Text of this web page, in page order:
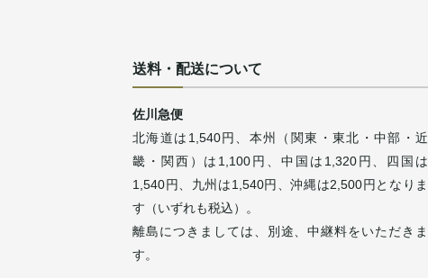
送料・配送について
佐川急便
北海道は1,540円、本州（関東・東北・中部・近
畿・関西）は1,100円、中国は1,320円、四国は
1,540円、九州は1,540円、沖縄は2,500円となりま
す（いずれも税込）。
離島につきましては、別途、中継料をいただきま
す。